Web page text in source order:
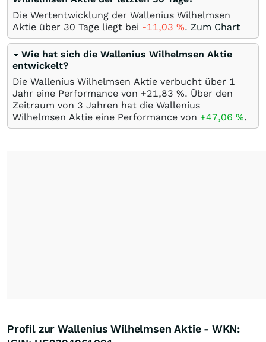
Die Wertentwicklung der Wallenius Wilhelmsen
Aktie über 30 Tage liegt bei -11,03 %. Zum Chart
Wie hat sich die Wallenius Wilhelmsen Aktie
entwickelt?
Die Wallenius Wilhelmsen Aktie verbucht über 1
Jahr eine Performance von +21,83 %. Über den
Zeitraum von 3 Jahren hat die Wallenius
Wilhelmsen Aktie eine Performance von +47,06 %.
Profil zur Wallenius Wilhelmsen Aktie - WKN: